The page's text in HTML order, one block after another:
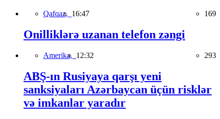
Qafqaz, 16:47 169
Onilliklərə uzanan telefon zəngi
Amerika, 12:32 293
ABŞ-ın Rusiyaya qarşı yeni
sanksiyaları Azərbaycan üçün risklər
və imkanlar yaradır